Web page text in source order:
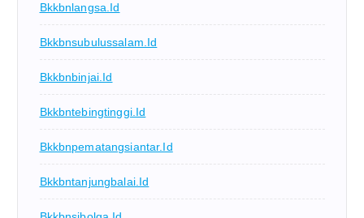
Bkkbnlangsa.id
Bkkbnsubulussalam.id
Bkkbnbinjai.id
Bkkbntebingtinggi.id
Bkkbnpematangsiantar.id
Bkkbntanjungbalai.id